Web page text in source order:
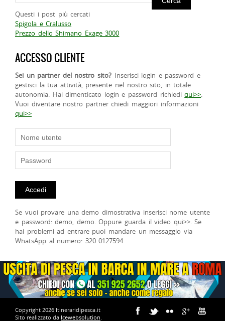
Questi i post più cercati
Spigola e Cralusso
Prezzo dello Shimano Exage 3000
ACCESSO CLIENTE
Sei un partner del nostro sito? Inserisci login e password e
gestisci la tua attività, presente nel nostro sito, in totale
autonomia. Hai dimenticato login e password richiediqui>>.
Vuoi diventare nostro partner chiedi maggiori informazioni
qui>>
Se vuoi provare una demo dimostrativa inserisci nome utente
e password: demo, demo. Oppure guarda il video qui>>. Se
hai problemi ad entrare puoi mandare un messaggio via
WhatsApp al numero: 320 0127594
Copyright 2026 Itineraridipesca.it
Sito realizzato da Icewebsolution.